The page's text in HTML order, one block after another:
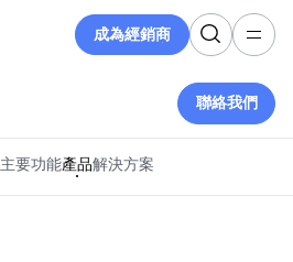
成為經銷商
成為經銷商
聯絡我們
聯絡我們
主要功能產品解決方案